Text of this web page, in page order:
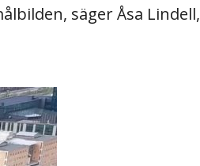
säger Åsa Lindell,